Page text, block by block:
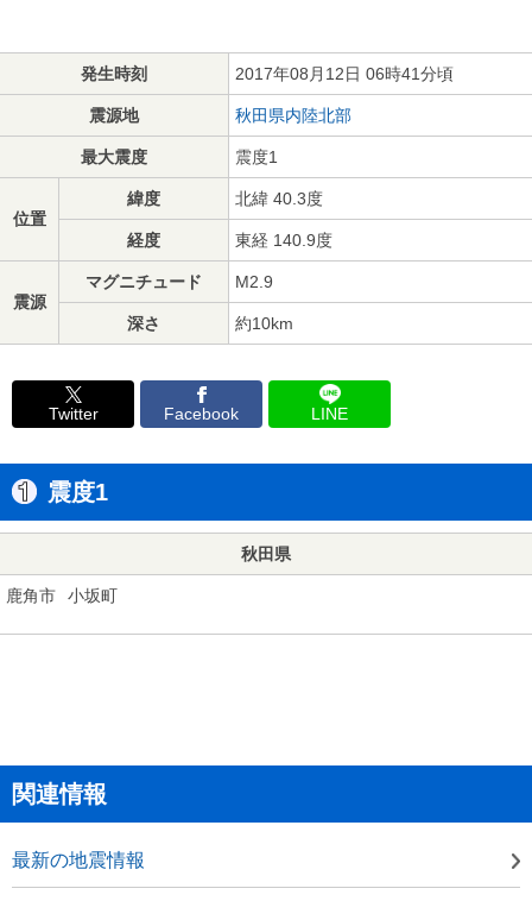
発生時刻 2017年08月12日 06時41分頃
震源地 秋田県内陸北部
最大震度 震度1
位置
緯度 北緯 40.3度
経度 東経 140.9度
震源
マグニチュード M2.9
深さ 約10km
Twitter Facebook LINE
震度1
秋田県
鹿角市 小坂町
関連情報
最新の地震情報